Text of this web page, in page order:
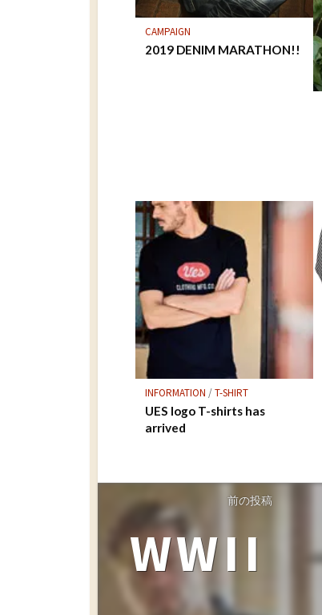
CAMPAIGN
2019 DENIM MARATHON!!
INFORMATION /T-SHIRT
UES logo T-shirts has
arrived
前の投稿
WWII